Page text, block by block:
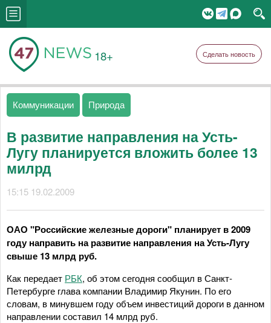
18+ Сделать новость
Коммуникации Природа
В развитие направления на Усть-
Лугу планируется вложить более 13
милрд
15:15 19.02.2009
ОАО "Российские железные дороги" планирует в 2009
году направить на развитие направления на Усть-Лугу
свыше 13 млрд руб.
Как передает РБК, об этом сегодня сообщил в Санкт-
Петербурге глава компании Владимир Якунин. По его
словам, в минувшем году объем инвестиций дороги в данном
направлении составил 14 млрд руб.